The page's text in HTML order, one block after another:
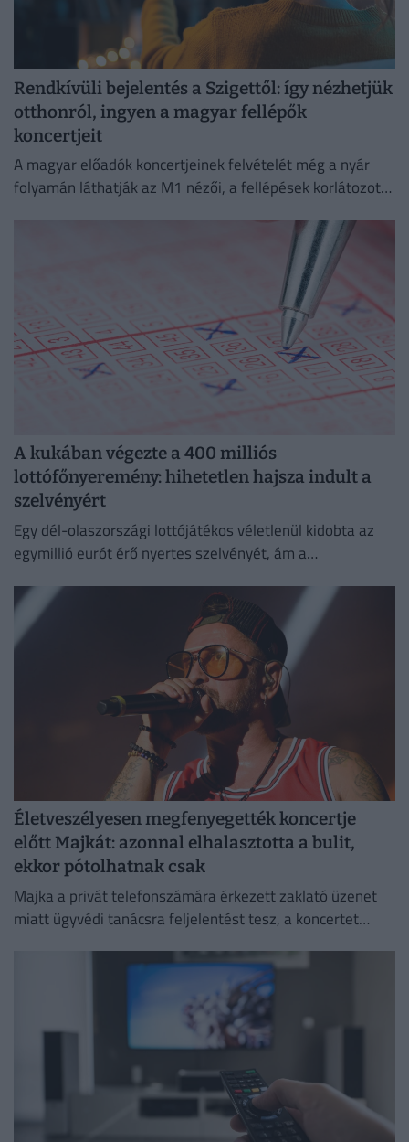
Rendkívüli bejelentés a Szigettől: így nézhetjük
otthonról, ingyen a magyar fellépők
koncertjeit
A magyar előadók koncertjeinek felvételét még a nyár
folyamán láthatják az M1 nézői, a fellépések korlátozott
A kukában végezte a 400 milliós
lottófőnyeremény: hihetetlen hajsza indult a
szelvényért
Egy dél-olaszországi lottójátékos véletlenül kidobta az
egymillió eurót érő nyertes szelvényét, ám a
hulladékhegyben.
Életveszélyesen megfenyegették koncertje
előtt Majkát: azonnal elhalasztotta a bulit,
ekkor pótolhatnak csak
Majka a privát telefonszámára érkezett zaklató üzenet
miatt ügyvédi tanácsra feljelentést tesz, a koncertet